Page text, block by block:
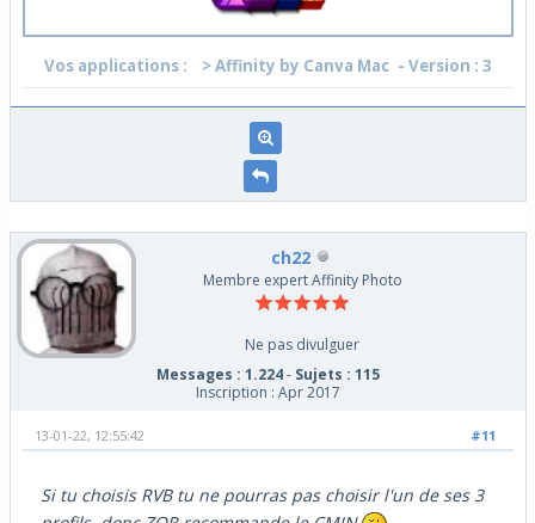
Vos applications : > Affinity by Canva Mac - Version : 3
ch22
Membre expert Affinity Photo
Ne pas divulguer
Messages : 1.224- Sujets : 115
Inscription : Apr 2017
#11
13-01-22, 12:55:42
Si tu choisis RVB tu ne pourras pas choisir l'un de ses 3